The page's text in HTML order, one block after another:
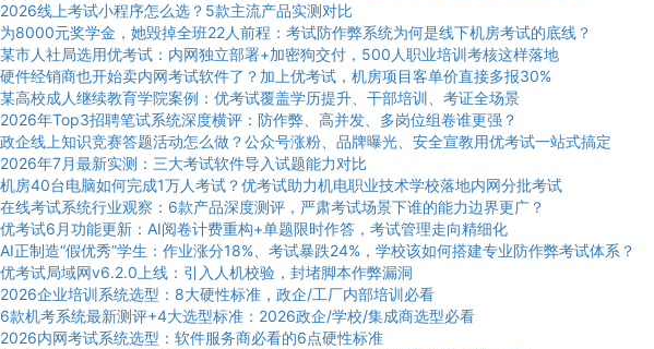
2026线上考试小程序怎么选？5款主流产品实测对比
为8000元奖学金，她毁掉全班22人前程：考试防作弊系统为何是线下机房考试的底线？
某市人社局选用优考试：内网独立部署+加密狗交付，500人职业培训考核这样落地
硬件经销商也开始卖内网考试软件了？加上优考试，机房项目客单价直接多报30%
某高校成人继续教育学院案例：优考试覆盖学历提升、干部培训、考证全场景
2026年Top3招聘笔试系统深度横评：防作弊、高并发、多岗位组卷谁更强？
政企线上知识竞赛答题活动怎么做？公众号涨粉、品牌曝光、安全宣教用优考试一站式搞定
2026年7月最新实测：三大考试软件导入试题能力对比
机房40台电脑如何完成1万人考试？优考试助力机电职业技术学校落地内网分批考试
在线考试系统行业观察：6款产品深度测评，严肃考试场景下谁的能力边界更广？
优考试6月功能更新：AI阅卷计费重构+单题限时作答，考试管理走向精细化
AI正制造“假优秀”学生：作业涨分18%、考试暴跌24%，学校该如何搭建专业防作弊考试体系？
优考试局域网v6.2.0上线：引入人机校验，封堵脚本作弊漏洞
2026企业培训系统选型：8大硬性标准，政企/工厂内部培训必看
6款机考系统最新测评+4大选型标准：2026政企/学校/集成商选型必看
2026内网考试系统选型：软件服务商必看的6点硬性标准